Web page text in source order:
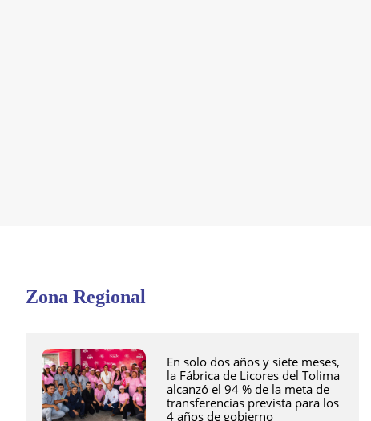
Zona Regional
En solo dos años y siete meses,
la Fábrica de Licores del Tolima
alcanzó el 94 % de la meta de
transferencias prevista para los
4 años de gobierno